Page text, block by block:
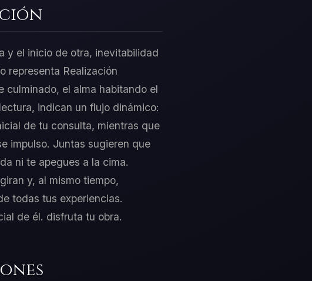
y el inicio de otra, inevitabilidad
representa Realización
culminado, el alma habitando el
indican un flujo dinámico:
de tu consulta, mientras que
impulso. Juntas sugieren que
ni te apegues a la cima.
y, al mismo tiempo,
todas tus experiencias.
de él. disfruta tu obra.